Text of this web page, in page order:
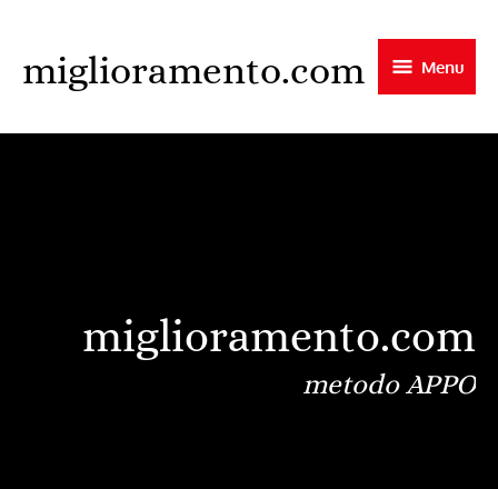
to
content
miglioramento.com Menu
miglioramento.com
metodo APPO